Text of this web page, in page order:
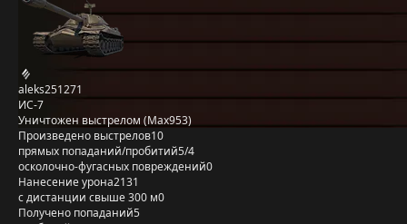
aleks251271
ИС-7
Уничтожен выстрелом (Max953)
Произведено выстрелов10
прямых попаданий/пробитий5/4
осколочно-фугасных повреждений0
Нанесение урона2131
с дистанции свыше 300 м0
Получено попаданий5